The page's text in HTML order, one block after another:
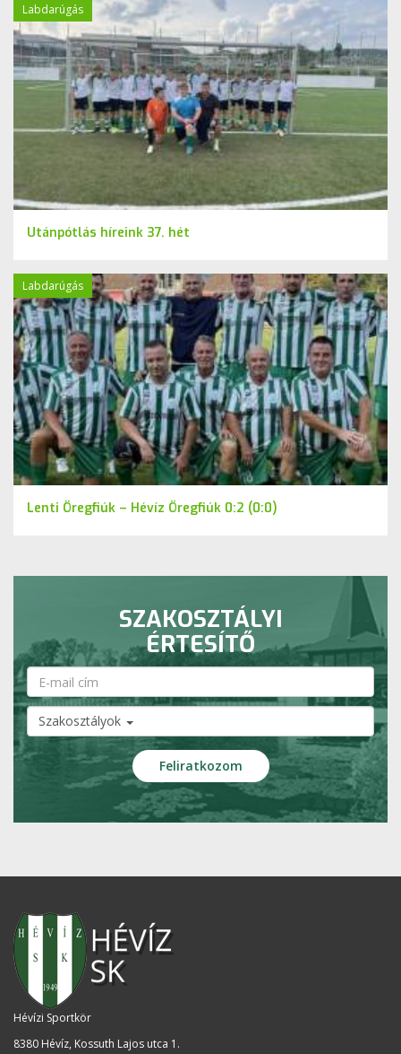
Labdarúgás
Utánpótlás híreink 37. hét
Labdarúgás
Lenti Öregfiúk – Hévíz Öregfiúk 0:2 (0:0)
SZAKOSZTÁLYI
ÉRTESÍTŐ
Szakosztályok
Hévízi Sportkör
8380 Hévíz, Kossuth Lajos utca 1 .